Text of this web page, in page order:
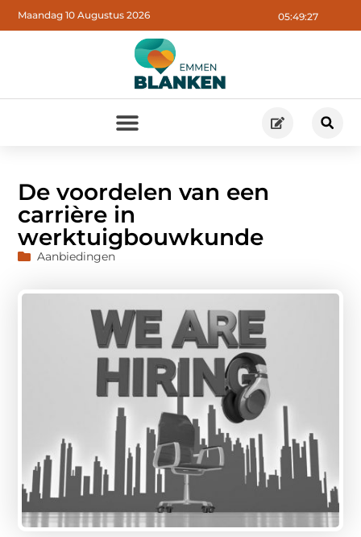
05:49:29
Maandag 10 Augustus 2026
De voordelen van een
carrière in
werktuigbouwkunde
Aanbiedingen